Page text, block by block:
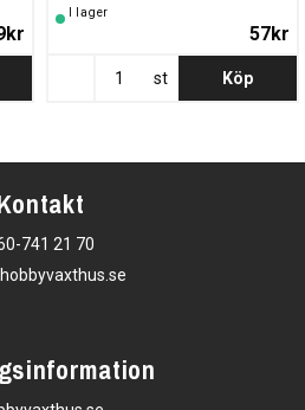
I lager
57kr
st Köp
741 21 70